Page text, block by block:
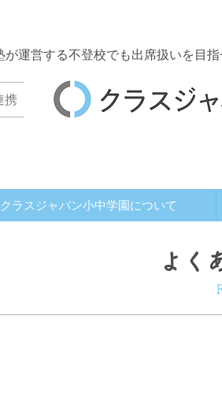
が運営する不登校でも出席扱いを目
携
クラスジャパン小中学園について
よく